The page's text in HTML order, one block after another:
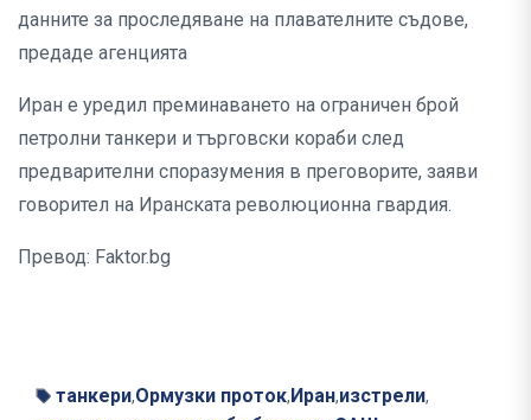
данните за проследяване на плавателните съдове,
предаде агенцията
Иран е уредил преминаването на ограничен брой
петролни танкери и търговски кораби след
предварителни споразумения в преговорите, заяви
говорител на Иранската революционна гвардия.
Превод: Faktor.bg
танкери,Ормузки проток, Иран,изстрели,